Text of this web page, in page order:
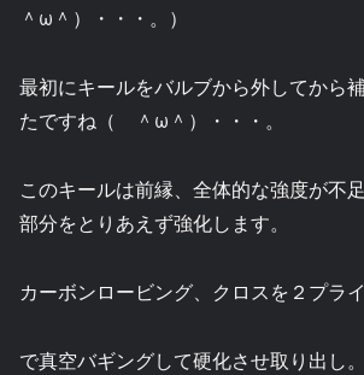
＾ω＾）・・・。）
最初にキールをバルブから外してから
たですね（ ＾ω＾）・・・。
このキールは前縁、全体的な強度が不
部分をとりあえず強化します。
カーボンロービング、クロスを２プライ
で真空バギングして硬化させ取り出し。